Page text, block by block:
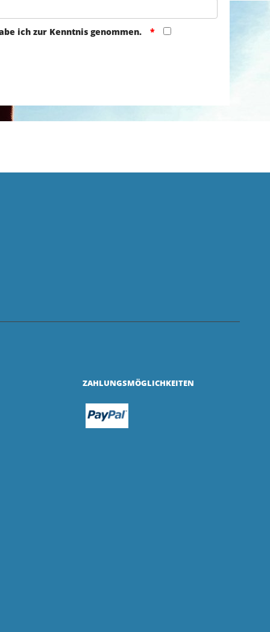
ich zur Kenntnis genommen.
ZAHLUNGSMÖGLICHKEITEN